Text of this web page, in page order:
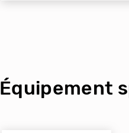
Équipement